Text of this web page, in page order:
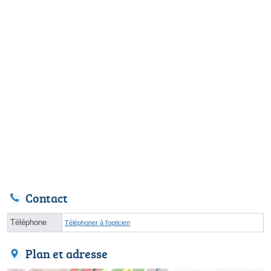
Contact
Téléphone Téléphoner à l'opticien
Plan et adresse